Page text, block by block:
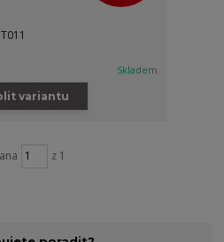
Skladem
variantu
z 1